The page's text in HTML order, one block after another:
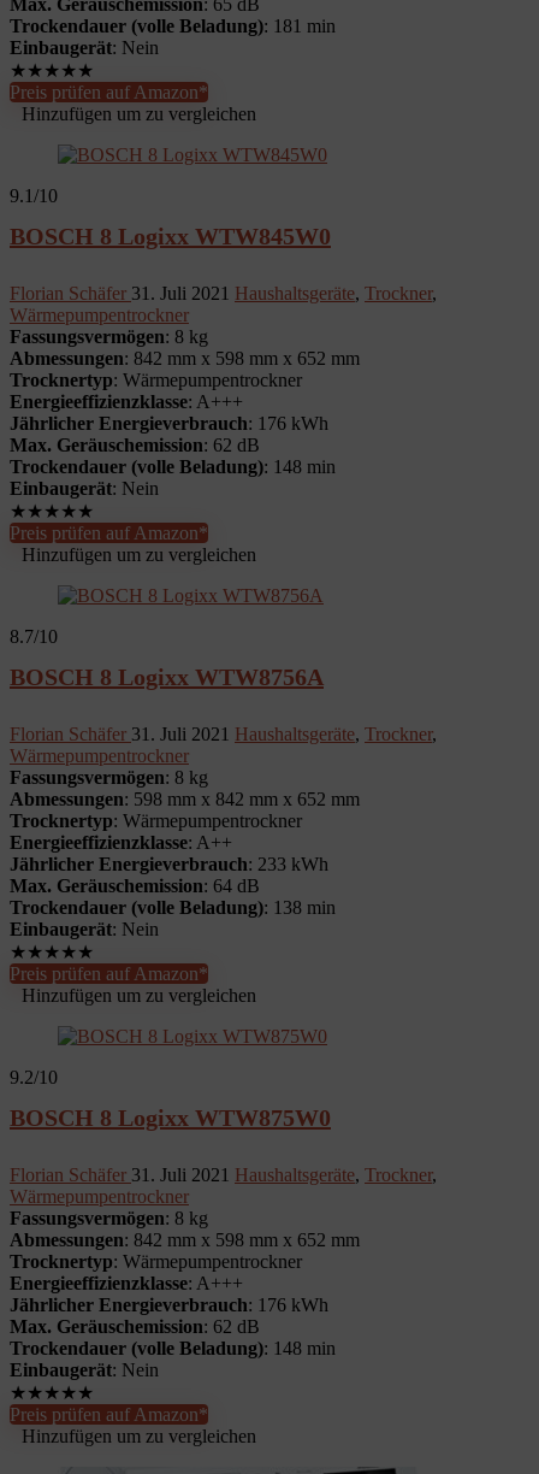
Max. Geräuschemission: 65 dB
Trockendauer (volle Beladung): 181 min
Einbaugerät: Nein
★★★★★
Preis prüfen auf Amazon*
Hinzufügen um zu vergleichen
9.1/10
BOSCH 8 Logixx WTW845W0
Florian Schäfer 31. Juli 2021 Haushaltsgeräte, Trockner,
Wärmepumpentrockner
Fassungsvermögen: 8 kg
Abmessungen: 842 mm x 598 mm x 652 mm
Trocknertyp: Wärmepumpentrockner
Energieeffizienzklasse: A+++
Jährlicher Energieverbrauch: 176 kWh
Max. Geräuschemission: 62 dB
Trockendauer (volle Beladung): 148 min
Einbaugerät: Nein
★★★★★
Preis prüfen auf Amazon*
Hinzufügen um zu vergleichen
8.7/10
BOSCH 8 Logixx WTW8756A
Florian Schäfer 31. Juli 2021 Haushaltsgeräte, Trockner,
Wärmepumpentrockner
Fassungsvermögen: 8 kg
Abmessungen: 598 mm x 842 mm x 652 mm
Trocknertyp: Wärmepumpentrockner
Energieeffizienzklasse: A++
Jährlicher Energieverbrauch: 233 kWh
Max. Geräuschemission: 64 dB
Trockendauer (volle Beladung): 138 min
Einbaugerät: Nein
★★★★★
Preis prüfen auf Amazon*
Hinzufügen um zu vergleichen
9.2/10
BOSCH 8 Logixx WTW875W0
Florian Schäfer 31. Juli 2021 Haushaltsgeräte, Trockner,
Wärmepumpentrockner
Fassungsvermögen: 8 kg
Abmessungen: 842 mm x 598 mm x 652 mm
Trocknertyp: Wärmepumpentrockner
Energieeffizienzklasse: A+++
Jährlicher Energieverbrauch: 176 kWh
Max. Geräuschemission: 62 dB
Trockendauer (volle Beladung): 148 min
Einbaugerät: Nein
★★★★★
Preis prüfen auf Amazon*
Hinzufügen um zu vergleichen